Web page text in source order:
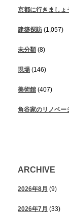
京都に行きましょ
建築探訪 (1,057)
未分類 (8)
現場 (146)
美術館 (407)
角谷家のリノベー
ARCHIVE
2026年8月 (9)
2026年7月 (33)